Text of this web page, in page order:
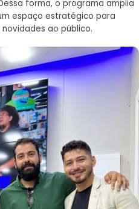
forma, o programa amplia
espaço estratégico para
ao público.